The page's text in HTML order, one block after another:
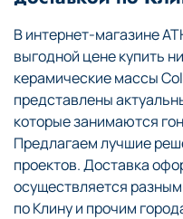
В интернет-магазине
выгодной цене купить
керамические массы
представлены
которые занимаются
Предлагаем лучшие
проектов. Доставка
осуществляется
по Клину и прочим